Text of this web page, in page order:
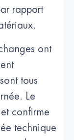
rapport
ont
tous
Le
confirme
technique